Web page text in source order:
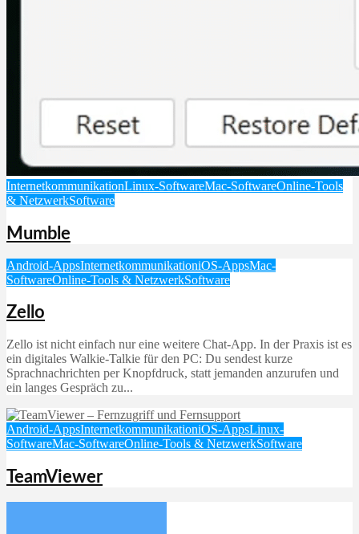
InternetkommunikationLinux-SoftwareMac-SoftwareOnline-Tools
& NetzwerkSoftware
Mumble
Android-AppsInternetkommunikationiOS-AppsMac-
SoftwareOnline-Tools & NetzwerkSoftware
Zello
Zello ist nicht einfach nur eine weitere Chat-App. In der Praxis ist es
ein digitales Walkie-Talkie für den PC: Du sendest kurze
Sprachnachrichten per Knopfdruck, statt jemanden anzurufen und
ein langes Gespräch zu...
Android-AppsInternetkommunikationiOS-AppsLinux-
SoftwareMac-SoftwareOnline-Tools & NetzwerkSoftware
TeamViewer